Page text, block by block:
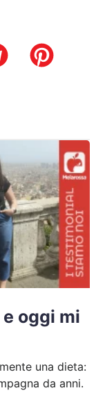
oggi mi
una dieta:
da anni.